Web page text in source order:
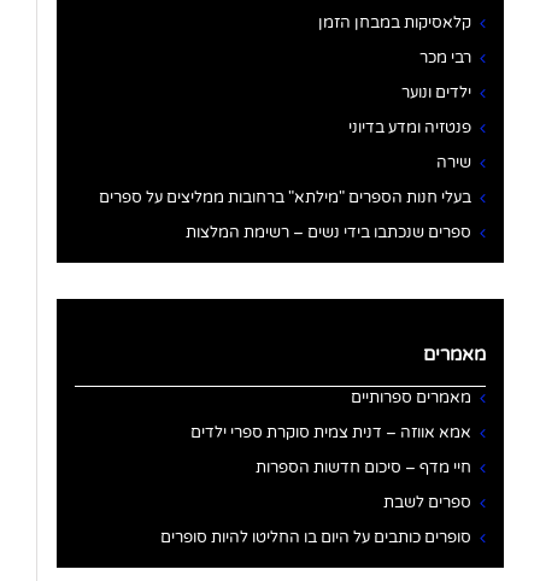
קלאסיקות במבחן הזמן
רבי מכר
ילדים ונוער
פנטזיה ומדע בדיוני
שירה
בעלי חנות הספרים "מילתא" ברחובות ממליצים על ספרים
ספרים שנכתבו בידי נשים – רשימת המלצות
מאמרים
מאמרים ספרותיים
אמא אווזה – דנית צמית סוקרת ספרי ילדים
חיי מדף – סיכום חדשות הספרות
ספרים לשבת
סופרים כותבים על היום בו החליטו להיות סופרים